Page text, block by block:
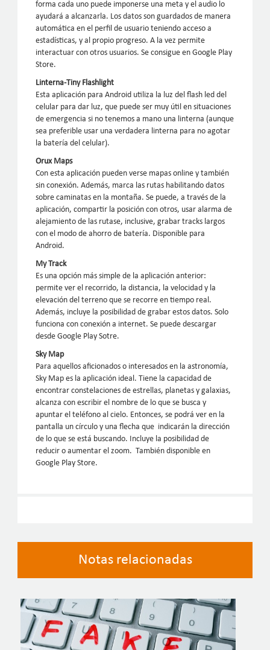
forma cada uno puede imponerse una meta y el audio lo
ayudará a alcanzarla. Los datos son guardados de manera
automática en el perfil de usuario teniendo acceso a
estadísticas, y al propio progreso. A la vez permite
interactuar con otros usuarios. Se consigue en Google Play
Store.
Linterna-Tiny Flashlight
Esta aplicación para Android utiliza la luz del flash led del
celular para dar luz, que puede ser muy útil en situaciones
de emergencia si no tenemos a mano una linterna (aunque
sea preferible usar una verdadera linterna para no agotar
la batería del celular).
Orux Maps
Con esta aplicación pueden verse mapas online y también
sin conexión. Además, marca las rutas habilitando datos
sobre caminatas en la montaña. Se puede, a través de la
aplicación, compartir la posición con otros, usar alarma de
alejamiento de las rutase, inclusive, grabar tracks largos
con el modo de ahorro de batería. Disponible para
Android.
My Track
Es una opción más simple de la aplicación anterior:
permite ver el recorrido, la distancia, la velocidad y la
elevación del terreno que se recorre en tiempo real.
Además, incluye la posibilidad de grabar estos datos. Solo
funciona con conexión a internet. Se puede descargar
desde Google Play Sotre.
Sky Map
Para aquellos aficionados o interesados en la astronomía,
Sky Map es la aplicación ideal. Tiene la capacidad de
encontrar constelaciones de estrellas, planetas y galaxias,
alcanza con escribir el nombre de lo que se busca y
apuntar el teléfono al cielo. Entonces, se podrá ver en la
pantalla un círculo y una flecha que indicarán la dirección
de lo que se está buscando. Incluye la posibilidad de
reducir o aumentar el zoom. También disponible en
Google Play Store.
Notas relacionadas